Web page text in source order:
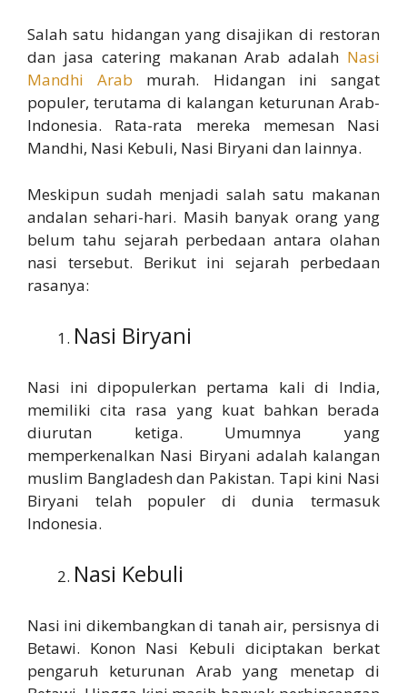
Salah satu hidangan yang disajikan di restoran
dan jasa catering makanan Arab adalah Nasi
Mandhi Arab murah. Hidangan ini sangat
populer, terutama di kalangan keturunan Arab-
Indonesia. Rata-rata mereka memesan Nasi
Mandhi, Nasi Kebuli, Nasi Biryani dan lainnya.
Meskipun sudah menjadi salah satu makanan
andalan sehari-hari. Masih banyak orang yang
belum tahu sejarah perbedaan antara olahan
nasi tersebut. Berikut ini sejarah perbedaan
rasanya:
Nasi Biryani
Nasi ini dipopulerkan pertama kali di India,
memiliki cita rasa yang kuat bahkan berada
diurutan ketiga. Umumnya yang
memperkenalkan Nasi Biryani adalah kalangan
muslim Bangladesh dan Pakistan. Tapi kini Nasi
Biryani telah populer di dunia termasuk
Indonesia.
Nasi Kebuli
Nasi ini dikembangkan di tanah air, persisnya di
Betawi. Konon Nasi Kebuli diciptakan berkat
pengaruh keturunan Arab yang menetap di